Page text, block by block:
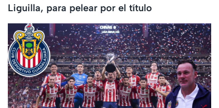
Liguilla, para pelear por el título